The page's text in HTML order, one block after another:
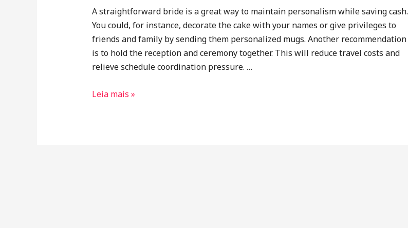
A straightforward bride is a great way to maintain personalism while saving cash.
You could, for instance, decorate the cake with your names or give privileges to
friends and family by sending them personalized mugs. Another recommendation
is to hold the reception and ceremony together. This will reduce travel costs and
relieve schedule coordination pressure. …
Leia mais »